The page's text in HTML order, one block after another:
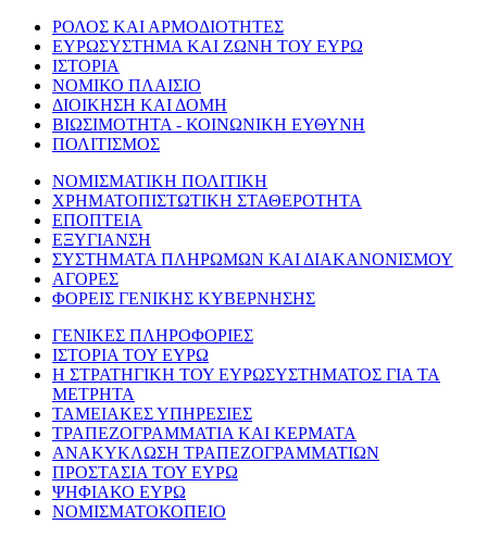
ΡΟΛΟΣ ΚΑΙ ΑΡΜΟΔΙΟΤΗΤΕΣ
ΕΥΡΩΣΥΣΤΗΜΑ ΚΑΙ ΖΩΝΗ ΤΟΥ ΕΥΡΩ
ΙΣΤΟΡΙΑ
ΝΟΜΙΚΟ ΠΛΑΙΣΙΟ
ΔΙΟΙΚΗΣΗ ΚΑΙ ΔΟΜΗ
ΒΙΩΣΙΜΟΤΗΤΑ - ΚΟΙΝΩΝΙΚΗ ΕΥΘΥΝΗ
ΠΟΛΙΤΙΣΜΟΣ
ΝΟΜΙΣΜΑΤΙΚΗ ΠΟΛΙΤΙΚΗ
ΧΡΗΜΑΤΟΠΙΣΤΩΤΙΚΗ ΣΤΑΘΕΡΟΤΗΤΑ
ΕΠΟΠΤΕΙΑ
ΕΞΥΓΙΑΝΣΗ
ΣΥΣΤΗΜΑΤΑ ΠΛΗΡΩΜΩΝ ΚΑΙ ΔΙΑΚΑΝΟΝΙΣΜΟΥ
ΑΓΟΡΕΣ
ΦΟΡΕΙΣ ΓΕΝΙΚΗΣ ΚΥΒΕΡΝΗΣΗΣ
ΓΕΝΙΚΕΣ ΠΛΗΡΟΦΟΡΙΕΣ
ΙΣΤΟΡΙΑ ΤΟΥ ΕΥΡΩ
Η ΣΤΡΑΤΗΓΙΚΗ ΤΟΥ ΕΥΡΩΣΥΣΤΗΜΑΤΟΣ ΓΙΑ ΤΑ
ΜΕΤΡΗΤΑ
ΤΑΜΕΙΑΚΕΣ ΥΠΗΡΕΣΙΕΣ
ΤΡΑΠΕΖΟΓΡΑΜΜΑΤΙΑ ΚΑΙ ΚΕΡΜΑΤΑ
ΑΝΑΚΥΚΛΩΣΗ ΤΡΑΠΕΖΟΓΡΑΜΜΑΤΙΩΝ
ΠΡΟΣΤΑΣΙΑ ΤΟΥ ΕΥΡΩ
ΨΗΦΙΑΚΟ ΕΥΡΩ
ΝΟΜΙΣΜΑΤΟΚΟΠΕΙΟ